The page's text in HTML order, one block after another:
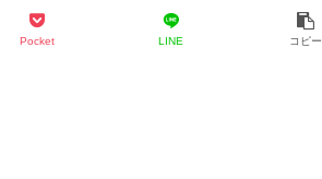
Pocket LINE コピー